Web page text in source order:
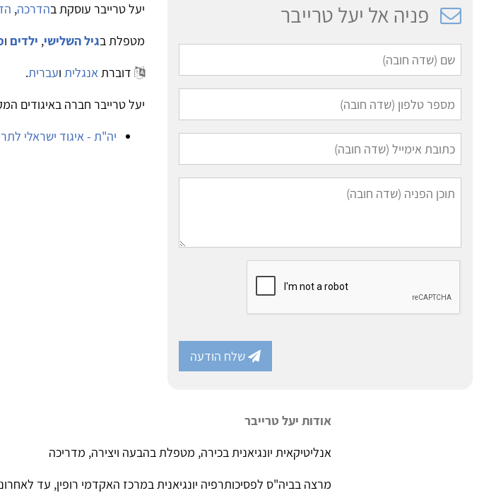
פניה אל יעל טרייבר
שלח הודעה
יעל טרייבר עוסקת בהדרכה,
מטפלת בגיל השלישי, ילדים ו
דוברתאנגלית ועברית.
יעל טרייבר חברה באיגודים
יה"ת - איגוד ישראלי
אודות יעל טרייבר
אנליטיקאית יונגיאנית בכירה, מטפלת בהבעה ויצירה, מדריכה
מרצה בביה"ס לפסיכותרפיה יונגיאנית במרכז האקדמי רופין, עד